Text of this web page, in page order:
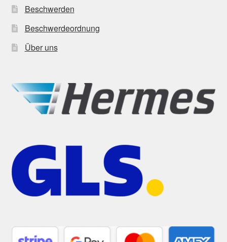
Beschwerden
Beschwerdeordnung
Über uns